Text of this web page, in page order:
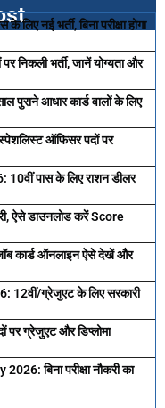
नई भर्ती, बिना परीक्षा होगा
भर्ती, जानें योग्यता और
आधार कार्ड वालों के लिए
ऑफिसर पदों पर
पास के लिए राशन डीलर
ऐसे डाउनलोड करें Score
कार्ड ऑनलाइन ऐसे देखें और
ग्रेजुएट के लिए सरकारी
ग्रेजुएट और डिप्लोमा
बिना परीक्षा नौकरी का